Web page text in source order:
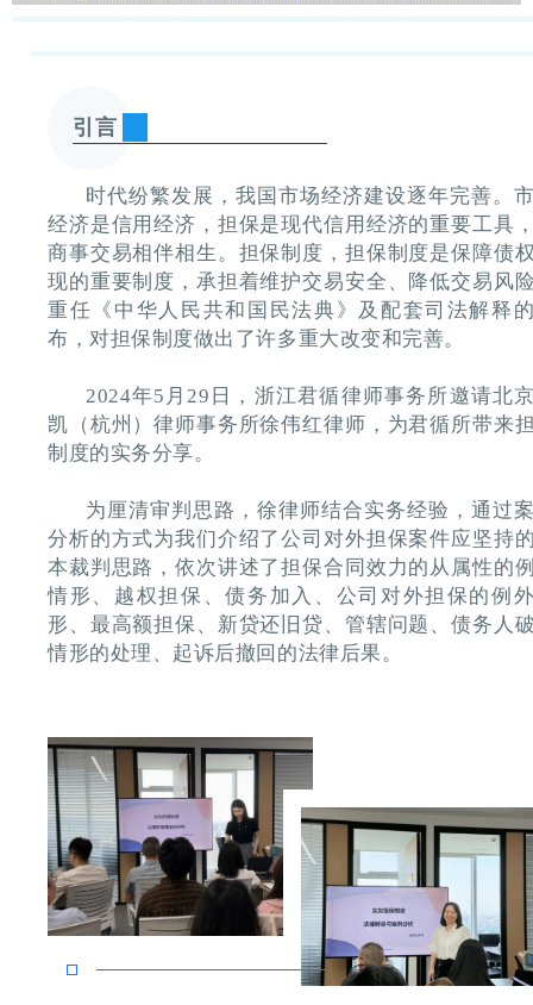
引言
时代纷繁发展，我国市场经济建设逐年完善。
经济是信用经济，担保是现代信用经济的重要工具
商事交易相伴相生。担保制度，担保制度是保障债
现的重要制度，承担着维护交易安全、降低交易风
重任《中华人民共和国民法典》及配套司法解释
布，对担保制度做出了许多重大改变和完善。
2024年5月29日，浙江君循律师事务所邀请北
凯（杭州）律师事务所徐伟红律师，为君循所带来
制度的实务分享。
为厘清审判思路，徐律师结合实务经验，通过
分析的方式为我们介绍了公司对外担保案件应坚持
本裁判思路，依次讲述了担保合同效力的从属性的
情形、越权担保、债务加入、公司对外担保的例
形、最高额担保、新贷还旧贷、管辖问题、债务人
情形的处理、起诉后撤回的法律后果。